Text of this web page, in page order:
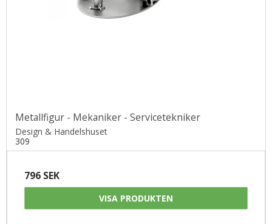
Metallfigur - Mekaniker - Servicetekniker
Design & Handelshuset
309
796 SEK
VISA PRODUKTEN